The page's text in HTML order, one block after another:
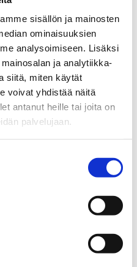
sisällön ja mainosten
ominaisuuksien
analysoimiseen. Lisäksi
ja analytiikka-
siitä, miten käytät
voivat yhdistää näitä
antanut heille tai joita on
palvelujaan.